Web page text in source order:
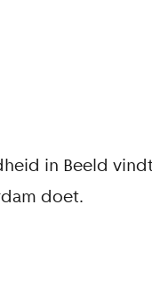
in Beeld vindt
doet.